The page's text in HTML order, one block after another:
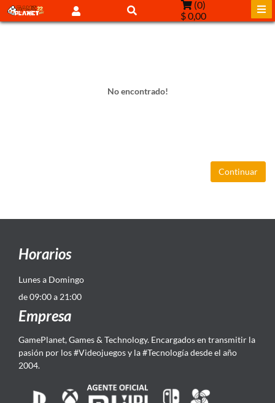
(0)
$ 0,00
No encontrado!
Continuar
Horarios
Lunes a Domingo
de 09:00 a 21:00
Empresa
GamePlanet, Games & Technology. Encargados en transmitir la
pasión por los #Videojuegos y la #Tecnología desde el año
2004.